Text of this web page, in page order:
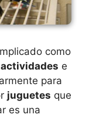
como
e
para
juguetes que
es una